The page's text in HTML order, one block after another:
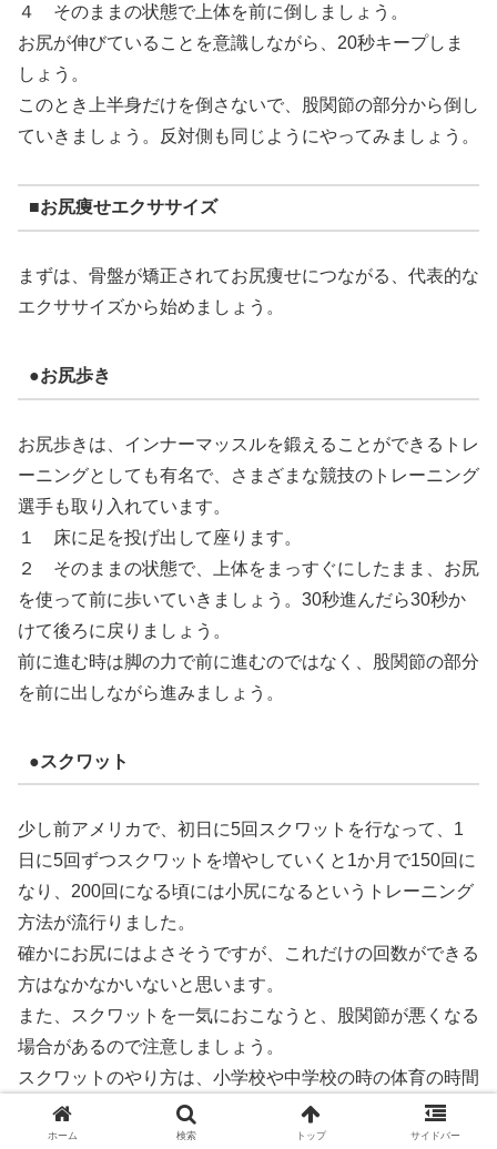
４ そのままの状態で上体を前に倒しましょう。
お尻が伸びていることを意識しながら、20秒キープしま
しょう。
このとき上半身だけを倒さないで、股関節の部分から倒し
ていきましょう。反対側も同じようにやってみましょう。
■お尻痩せエクササイズ
まずは、骨盤が矯正されてお尻痩せにつながる、代表的な
エクササイズから始めましょう。
●お尻歩き
お尻歩きは、インナーマッスルを鍛えることができるトレ
ーニングとしても有名で、さまざまな競技のトレーニング
選手も取り入れています。
１ 床に足を投げ出して座ります。
２ そのままの状態で、上体をまっすぐにしたまま、お尻
を使って前に歩いていきましょう。30秒進んだら30秒か
けて後ろに戻りましょう。
前に進む時は脚の力で前に進むのではなく、股関節の部分
を前に出しながら進みましょう。
●スクワット
少し前アメリカで、初日に5回スクワットを行なって、1
日に5回ずつスクワットを増やしていくと1か月で150回に
なり、200回になる頃には小尻になるというトレーニング
方法が流行りました。
確かにお尻にはよさそうですが、これだけの回数ができる
方はなかなかいないと思います。
また、スクワットを一気におこなうと、股関節が悪くなる
場合があるので注意しましょう。
スクワットのやり方は、小学校や中学校の時の体育の時間
に行った方法で良いのですが、注意したい点は、腰を落と
すときにお尻を後ろに突き出すようにしゃがんでいくこと
ホーム 検索 トップ サイドバー